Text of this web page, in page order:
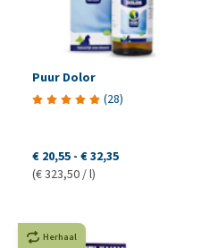
Puur Dolor
(28)
€ 20,55 - € 32,35
(€ 323,50 / l)
Herhaal